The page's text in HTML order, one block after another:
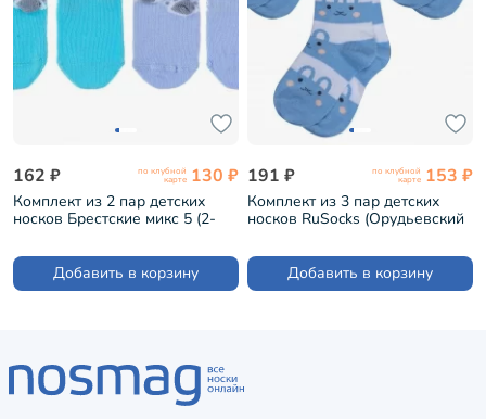
162 ₽ по клубной
карте 130 ₽
Комплект из 2 пар детских
носков Брестские микс 5 (2-
Добавить в корзину
191 ₽ по клубной
карте 153 ₽
Комплект из 3 пар детских
носков RuSocks (Орудьевский
ГОЛУБЫЕ (3-Д3-13792М)
Добавить в корзину